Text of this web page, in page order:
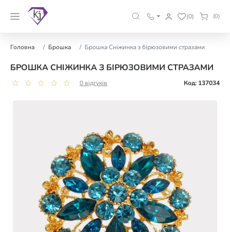
(0) (0)
Головна Брошка Брошка Сніжинка з бірюзовими стразами
БРОШКА СНІЖИНКА З БІРЮЗОВИМИ СТРАЗАМИ
0 відгуків Код: 137034